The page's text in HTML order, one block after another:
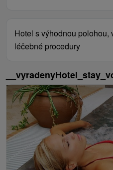
Hotel s výhodnou polohou,
léčebné procedury